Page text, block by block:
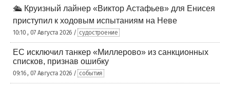
🛳️ Круизный лайнер «Виктор Астафьев» для Енисея
приступил к ходовым испытаниям на Неве
10:10 , 07 Августа 2026 / судостроение
ЕС исключил танкер «Миллерово» из санкционных
списков, признав ошибку
09:16 , 07 Августа 2026 / события